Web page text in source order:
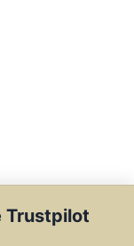
Trustpilot